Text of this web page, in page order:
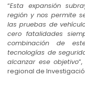
“Esta expansión
región y nos permite
las pruebas de
cero fatalidades
combinación de
tecnologías de
alcanzar ese objetivo
regional de